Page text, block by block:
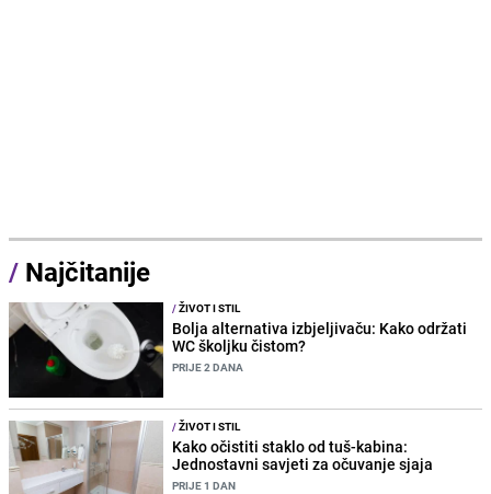
/ Najčitanije
/ŽIVOT I STIL
Bolja alternativa izbjeljivaču: Kako održati
WC školjku čistom?
PRIJE 2 DANA
/ŽIVOT I STIL
Kako očistiti staklo od tuš-kabina:
Jednostavni savjeti za očuvanje sjaja
PRIJE 1 DAN